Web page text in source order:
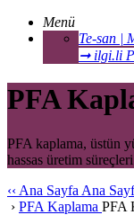
Menü
Te-san |
➞ ilgi.li
PFA
PFA kaplama, üstün
hassas üretim
‹‹ Ana Sayfa Ana
› PFA Kaplama PFA